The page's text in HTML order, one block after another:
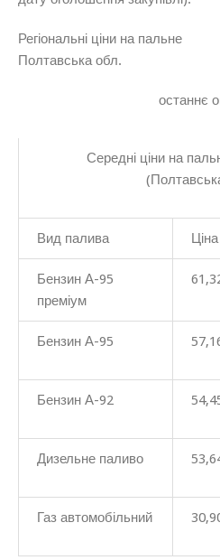
Регіональні ціни на пальне
Полтавська обл.
останнє
Середні ціни на
Вид палива Ціна
Бензин А-95
преміум
Бензин А-95
Бензин А-92
Дизельне паливо
Газ авто­мобільний